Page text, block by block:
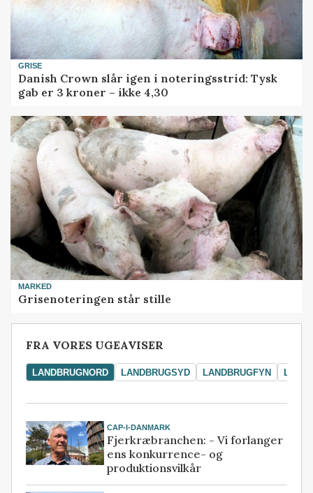
GRISE
Danish Crown slår igen i noteringsstrid: Tysk
gab er 3 kroner – ikke 4,30
MARKED
Grisenoteringen står stille
FRA VORES UGEAVISER
LANDBRUGNORD LANDBRUGSYD LANDBRUGFYN
CAP-I-DANMARK
Fjerkræbranchen: - Vi forlanger
ens konkurrence- og
produktionsvilkår